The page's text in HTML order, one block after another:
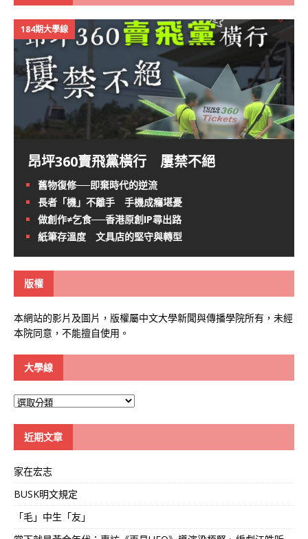
184期大學線
昂坪360賣飛黨橫行 屢禁不絕
舊物復修──即棄時代的逆流
長者「機」不離手 手機成癮堪憂
做創作≠乞食──香港原創IP尋出路
紙筆存溫度 文具店的堅守與轉型
版權
本網站的影片及圖片，版權屬中文大學新聞與傳播學院所有，未經
本院同意，不能擅自使用。
大學線
大
近期文章
家在宏志
BUSK明文規定
「毛」中生「友」